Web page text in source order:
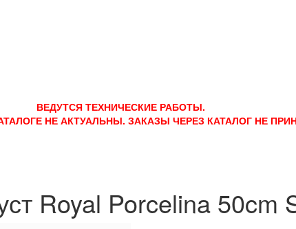
ВЕДУТСЯ ТЕХНИЧЕСКИЕ РАБОТЫ.
НЕ АКТУАЛЬНЫ. ЗАКАЗЫ ЧЕРЕЗ КАТАЛОГ НЕ
Royal Porcelina 50cm